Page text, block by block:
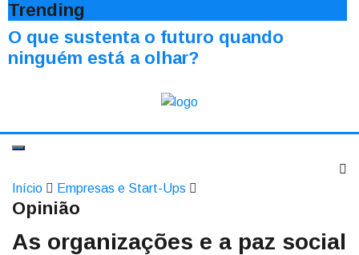
Trending
O que sustenta o futuro quando
ninguém está a olhar?
Início Empresas e Start-Ups
Opinião
As organizações e a paz social